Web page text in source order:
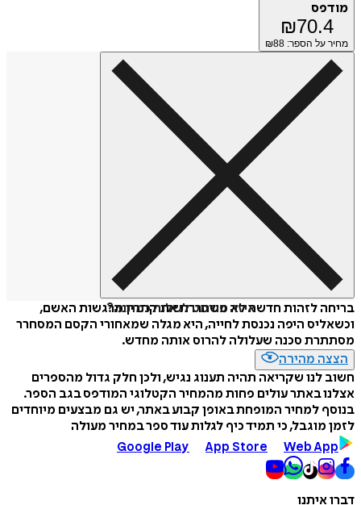
מודפס
₪70.4
מחיר על הספר: ₪ 88
איזה פורמט לשלוח כמתנה?
בריחה לזהות חדשה לא משחררת את קתרין מרגשות האשם,
וכשאליס היפה נכנסת לחייה, היא מגלה שמאחורי הקסם המסחרר
מסתתרת סכנה שעלולה להרוס אותה מחדש.
הצצה מהירה
חשוב לנו שקריאה תהיה תענוג נגיש, ולכן חלק גדול מהספרים
אצלנו באתר עולים פחות מהמחיר הקטלוגי המודפס בגב הספר.
בנוסף למחיר המופחת באופן קבוע באתר, יש גם מבצעים מיוחדים
לזמן מוגבל, כי תמיד כיף לגלות עוד ספר במחיר מעולה
Google Play
App Store Web App
דברו איתנו